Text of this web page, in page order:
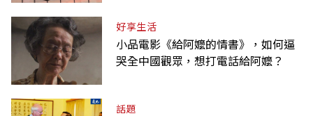
好享生活
小品電影《給阿嬤的情書》，如何逼
哭全中國觀眾，想打電話給阿嬤？
話題